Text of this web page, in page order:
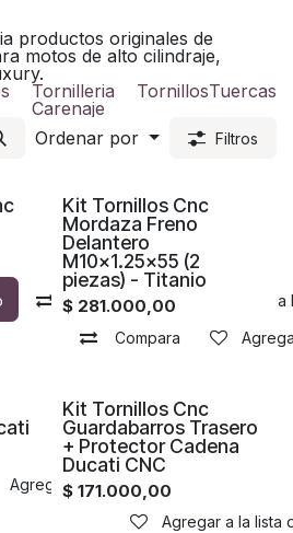
productos originales de
motos de alto cilindraje,
Tornilleria
Carenaje
TornillosTuercas
Ordenar por Filtros
Compara Agregar a
Proximamente
Kit Tornillos Cnc
Mordaza Freno
Delantero
M10x1.25x55 (2
piezas) - Titanio
$ 281.000,00
Compara
Agregar a la lista de deseos
Proximamente
Kit Tornillos Cnc
Guardabarros Trasero
+ Protector Cadena
Ducati CNC
$171.000,00
Agregar a la lista